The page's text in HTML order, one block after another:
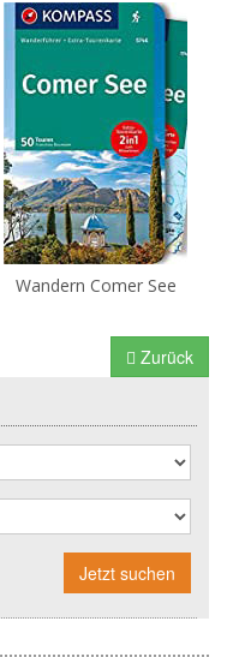
Wandern Comer See
Zurück
Jetzt suchen